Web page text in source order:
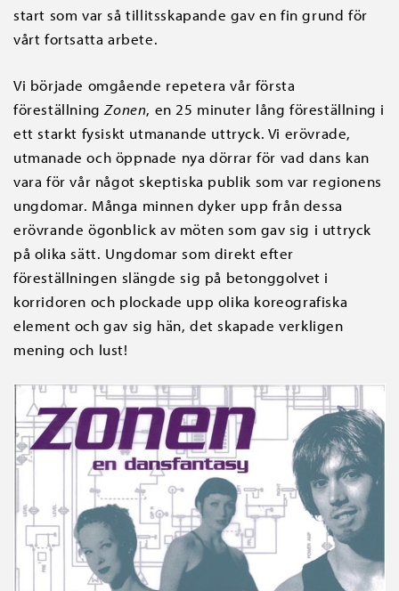
start som var så tillitsskapande gav en fin grund för
vårt fortsatta arbete.
Vi började omgående repetera vår första
föreställningZonen, en 25 minuter lång föreställning i
ett starkt fysiskt utmanande uttryck. Vi erövrade,
utmanade och öppnade nya dörrar för vad dans kan
vara för vår något skeptiska publik som var regionens
ungdomar. Många minnen dyker upp från dessa
erövrande ögonblick av möten som gav sig i uttryck
på olika sätt. Ungdomar som direkt efter
föreställningen slängde sig på betonggolvet i
korridoren och plockade upp olika koreografiska
element och gav sig hän, det skapade verkligen
mening och lust!